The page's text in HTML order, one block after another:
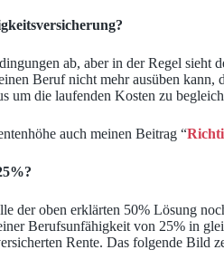
ab, aber in der Regel sieht
Beruf nicht mehr ausüben
um die laufenden Kosten zu
auch meinen Beitrag “
der oben erklärten 50% Lösung
Berufsunfähigkeit von 25% in
Rente. Das folgende Bild